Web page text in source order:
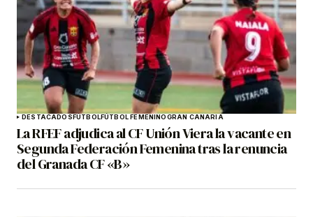
DESTACADOSFÚTBOLFÚTBOL FEMENINOGRAN CANARIA
La RFEF adjudica al CF Unión Viera la vacante en
Segunda Federación Femenina tras la renuncia
del Granada CF «B»